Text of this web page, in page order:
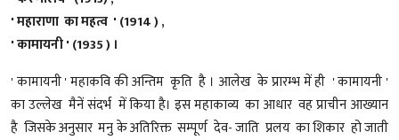
' महाराणा का महत्व ' (1914 ) ,
' कामायनी ' (1935 ) ।
' कामायनी ' महाकवि कीअन्तिम कृति है । आलेख के प्रारम्भ में ही ' कामायनी '
का उल्लेख मैनें संदर्भ में किया है। इस महाकाव्य का आधार वह प्राचीन आख्यान
है जिसके अनुसार मनु के अतिरिक्त सम्पूर्ण देव- जाति प्रलय का शिकार हो जाती